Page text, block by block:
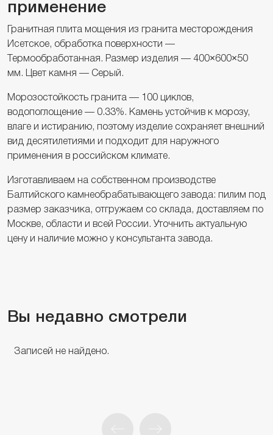
применение
Гранитная плита мощения из гранита месторождения
Исетское, обработка поверхности —
Термообработанная. Размер изделия — 400×600×50
мм. Цвет камня — Серый.
Морозостойкость гранита — 100 циклов,
водопоглощение — 0.33%. Камень устойчив к морозу,
влаге и истиранию, поэтому изделие сохраняет внешний
вид десятилетиями и подходит для наружного
применения в российском климате.
Изготавливаем на собственном производстве
Балтийского камнеобрабатывающего завода: пилим под
размер заказчика, отгружаем со склада, доставляем по
Москве, области и всей России. Уточнить актуальную
цену и наличие можно у консультанта завода.
Вы недавно смотрели
Записей не найдено.